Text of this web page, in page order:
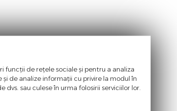
funcții de rețele sociale și pentru a analiza
de analize informații cu privire la modul în
sau culese în urma folosirii serviciilor lor.